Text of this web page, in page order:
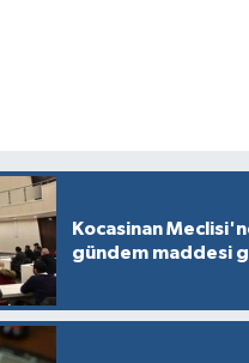
Kocasinan
gündem maddesi